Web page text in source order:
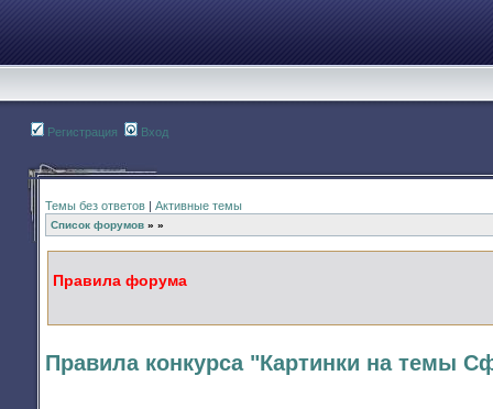
Регистрация Вход
Темы без ответов | Активные темы
Список форумов » »
Правила форума
Правила конкурса "Картинки на темы